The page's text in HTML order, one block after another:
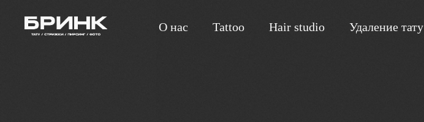
О нас Tattoo Hair studio Удаление тату